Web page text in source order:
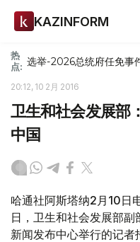
KAZINFORM
热
点: 选举-2026总统府任免事
20:12, 10 2月 2016
卫生和社会发展部
中国
哈通社阿斯塔纳2月10日
日，卫生和社会发展部
新闻发布中心举行的记